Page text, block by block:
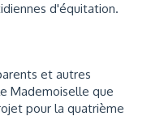
d'équitation.
et autres
Mademoiselle que
pour la quatrième